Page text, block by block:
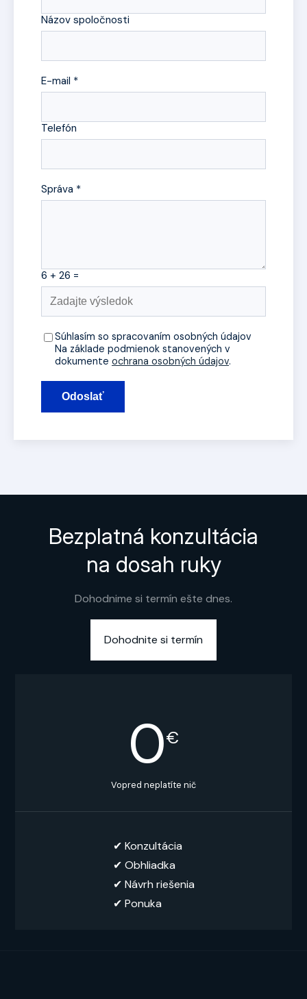
Názov spoločnosti
E-mail *
Telefón
Správa *
6 + 26 =
Súhlasím so spracovaním osobných údajov
Na základe podmienok stanovených v
dokumente ochrana osobných údajov.
Odoslať
Bezplatná konzultácia
na dosah ruky
Dohodnime si termín ešte dnes.
Dohodnite si termín
0€
Vopred neplatíte nič
✔︎ Konzultácia
✔︎ Obhliadka
✔︎ Návrh riešenia
✔ Ponuka